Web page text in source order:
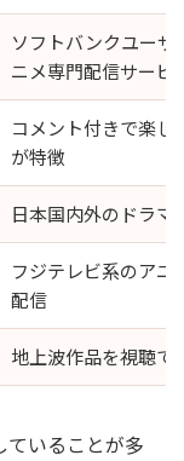
ソフトバンクユーザ
ニメ専門配信サービ
コメント付きで楽し
が特徴
日本国内外のドラマ
フジテレビ系のアニ
配信
地上波作品を視聴で
ていることが多